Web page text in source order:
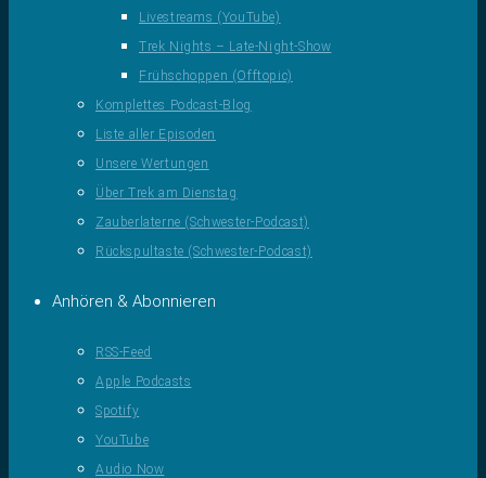
Livestreams (YouTube)
Trek Nights – Late-Night-Show
Frühschoppen (Offtopic)
Komplettes Podcast-Blog
Liste aller Episoden
Unsere Wertungen
Über Trek am Dienstag
Zauberlaterne (Schwester-Podcast)
Rückspultaste (Schwester-Podcast)
Anhören & Abonnieren
RSS-Feed
Apple Podcasts
Spotify
YouTube
Audio Now